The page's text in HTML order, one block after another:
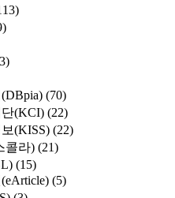
(70)
(KCI) (22)
(KISS) (22)
콜라) (21)
(15)
(5)